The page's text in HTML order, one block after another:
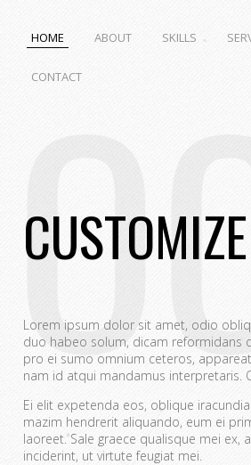
HOME ABOUT SKILLS
CONTACT
Lorem ipsum dolor sit amet, odio
duo habeo solum, dicam reformidans
pro ei sumo omnium ceteros,
nam id atqui mandamus interpretaris.
Ei elit expetenda eos, oblique
mazim hendrerit aliquando, eum ei
laoreet. Sale graece qualisque mei
inciderint, ut virtute feugiat mei.